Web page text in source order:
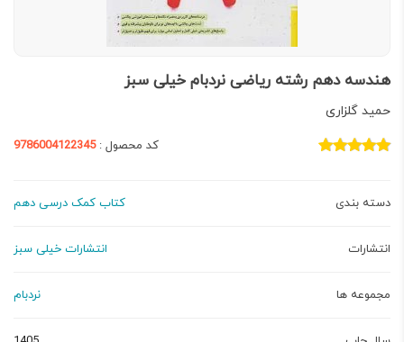
هندسه دهم رشته ریاضی نردبام خیلی سبز
حمید گلزاری
کد محصول :9786004122345
دسته بندی کتاب کمک درسی دهم
انتشارات انتشارات خیلی سبز
مجموعه ها نردبام